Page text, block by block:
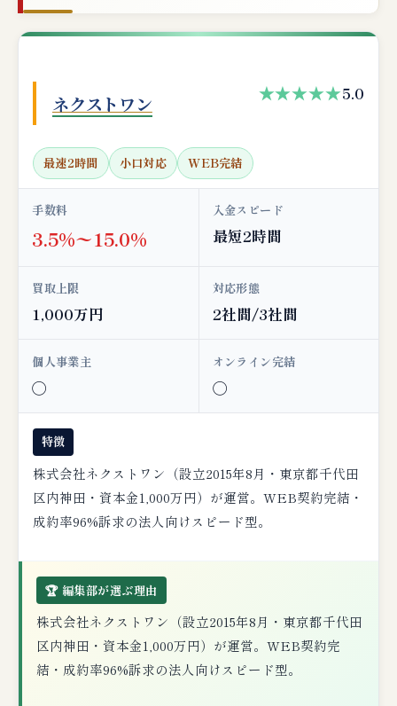
ネクストワン ★★★★★5.0
最速2時間 小口対応 WEB完結
手数料
3.5%〜15.0%
入金スピード
最短2時間
買取上限
1,000万円
対応形態
2社間/3社間
個人事業主
◯
オンライン完結
◯
特徴
株式会社ネクストワン（設立2015年8月・東京都千代田
区内神田・資本金1,000万円）が運営。WEB契約完結・
成約率96%訴求の法人向けスピード型。
🏆 編集部が選ぶ理由
株式会社ネクストワン（設立2015年8月・東京都千代田
区内神田・資本金1,000万円）が運営。WEB契約完
結・成約率96%訴求の法人向けスピード型。